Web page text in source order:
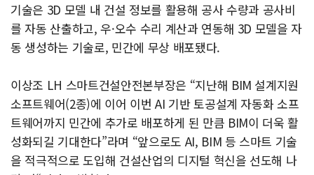
기술은 3D 모델 내 건설 정보를 활용해 공사 수량과 공사비
를 자동 산출하고, 우·오수 수리 계산과 연동해 3D 모델을 자
동 생성하는 기술로, 민간에 무상 배포됐다.
이상조 LH 스마트건설안전본부장은 “지난해 BIM 설계지원
소프트웨어(2종)에 이어 이번 AI 기반 토공설계 자동화 소프
트웨어까지 민간에 추가로 배포하게 된 만큼 BIM이 더욱 활
성화되길 기대한다”라며 “앞으로도 AI, BIM 등 스마트 기술
을 적극적으로 도입해 건설산업의 디지털 혁신을 선도해 나